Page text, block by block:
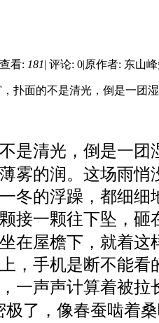
查看: 181| 评论: 0|原作者: 东山
扑面的不是清光，倒是一
是清光，倒是一
雾的润。这场雨
冬的浮躁，都细细
接一颗往下坠，砸
在屋檐下，就着这
，手机是断不能
一声声计算着被
极了，像春蚕啮着